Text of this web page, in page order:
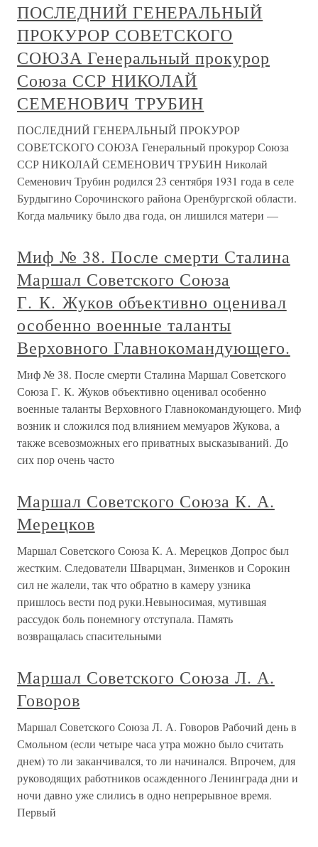
ПОСЛЕДНИЙ ГЕНЕРАЛЬНЫЙ
ПРОКУРОР СОВЕТСКОГО
СОЮЗА Генеральный прокурор
Союза ССР НИКОЛАЙ
СЕМЕНОВИЧ ТРУБИН
ПОСЛЕДНИЙ ГЕНЕРАЛЬНЫЙ ПРОКУРОР
СОВЕТСКОГО СОЮЗА Генеральный прокурор Союза
ССР НИКОЛАЙ СЕМЕНОВИЧ ТРУБИН Николай
Семенович Трубин родился 23 сентября 1931 года в селе
Бурдыгино Сорочинского района Оренбургской области.
Когда мальчику было два года, он лишился матери —
Миф № 38. После смерти Сталина
Маршал Советского Союза
Г. К. Жуков объективно оценивал
особенно военные таланты
Верховного Главнокомандующего.
Миф № 38. После смерти Сталина Маршал Советского
Союза Г. К. Жуков объективно оценивал особенно
военные таланты Верховного Главнокомандующего. Миф
возник и сложился под влиянием мемуаров Жукова, а
также всевозможных его приватных высказываний. До
сих пор очень часто
Маршал Советского Союза К. А.
Мерецков
Маршал Советского Союза К. А. Мерецков Допрос был
жестким. Следователи Шварцман, Зименков и Сорокин
сил не жалели, так что обратно в камеру узника
пришлось вести под руки.Невыносимая, мутившая
рассудок боль понемногу отступала. Память
возвращалась спасительными
Маршал Советского Союза Л. А.
Говоров
Маршал Советского Союза Л. А. Говоров Рабочий день в
Смольном (если четыре часа утра можно было считать
днем) то ли заканчивался, то ли начинался. Впрочем, для
руководящих работников осажденного Ленинграда дни и
ночи давно уже слились в одно непрерывное время.
Первый